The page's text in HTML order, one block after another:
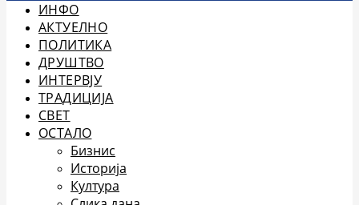
ИНФО
АКТУЕЛНО
ПОЛИТИКА
ДРУШТВО
ИНТЕРВЈУ
ТРАДИЦИЈА
СВЕТ
ОСТАЛО
Бизнис
Историја
Култура